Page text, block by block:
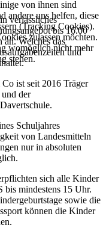
verlässliches
bis 16.00
an. Welches das
und
ist seit 2016 Träger
der
Schuljahres
von Landesmitteln
nur in absoluten
sich alle Kinder
bis mindestens 15 Uhr.
sowie die
können die Kinder
von ihnen sind
andere uns helfen, diese
(Tracking Cookies).
zulassen möchten.
womöglich nicht mehr
stehen.